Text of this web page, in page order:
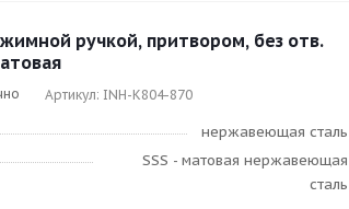
ручкой, притвором, без отв.
Артикул: INH-K804-870
нержавеющая сталь
SSS - матовая нержавеющая
сталь